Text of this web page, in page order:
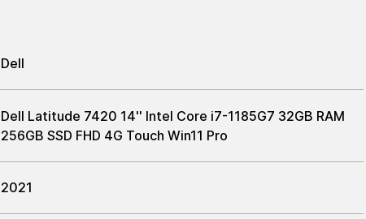
Dell
Dell Latitude 7420 14'' Intel Core i7-1185G7 32GB RAM
256GB SSD FHD 4G Touch Win11 Pro
2021